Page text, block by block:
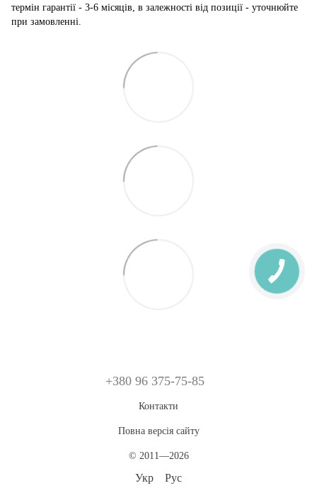
термін гарантії - 3-6 місяців, в залежності від позиції - уточнюйте
при замовленні.
+380 96 375-75-85
Контакти
Повна версія сайту
© 2011—2026
Укр Рус